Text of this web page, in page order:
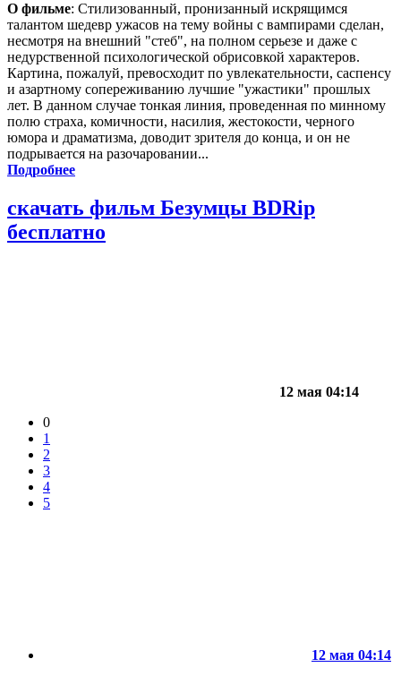
О фильме: Стилизованный, пронизанный искрящимся
талантом шедевр ужасов на тему войны с вампирами сделан,
несмотря на внешний "стеб", на полном серьезе и даже с
недурственной психологической обрисовкой характеров.
Картина, пожалуй, превосходит по увлекательности, саспенсу
и азартному сопереживанию лучшие "ужастики" прошлых
лет. В данном случае тонкая линия, проведенная по минному
полю страха, комичности, насилия, жестокости, черного
юмора и драматизма, доводит зрителя до конца, и он не
подрывается на разочаровании...
Подробнее
скачать фильм Безумцы BDRip
бесплатно
12 мая 04:14
0
1
2
3
4
5
12 мая 04:14